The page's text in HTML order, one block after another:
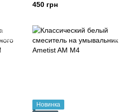
450 грн
Новинка